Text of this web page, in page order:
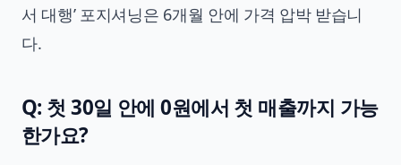
서 대행’ 포지셔닝은 6개월 안에 가격 압박 받습니
다.
Q: 첫 30일 안에 0원에서 첫 매출까지 가능
한가요?